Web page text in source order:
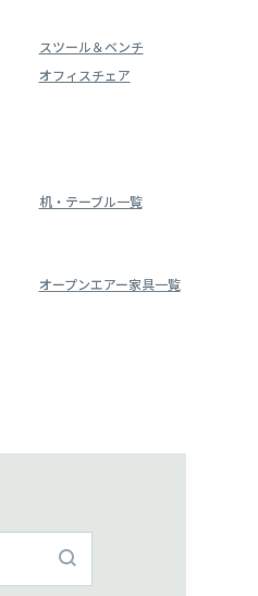
スツール＆ベンチ
オフィスチェア
机・テーブル一覧
オープンエアー家具一覧